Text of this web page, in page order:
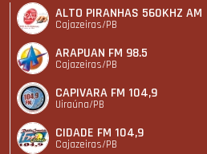
ALTO PIRANHAS 560KHZ AM
Cajazeiras/PB
ARAPUAN FM 98.5
Cajazeiras/PB
CAPIVARA FM 104,9
Uiraúna/PB
CIDADE FM 104,9
Cajazeiras/PB